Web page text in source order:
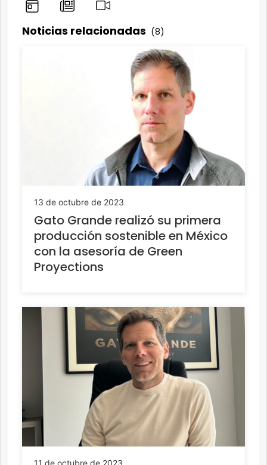
Noticias relacionadas (8)
13 de octubre de 2023
Gato Grande realizó su primera
producción sostenible en México
con la asesoría de Green
Proyections